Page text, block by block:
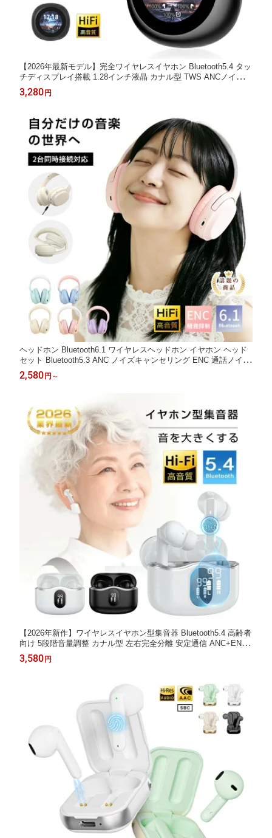
【2026年最新モデル】完全ワイヤレスイヤホン Bluetooth5.4 タッ
チディスプレイ搭載 1.28インチ液晶 カナル型 TWS ANCノイズキ
ャンセリング ENC通話ノイズ低減 HiFi高音質 マイク内蔵 自動ペ
アリング 超小型軽量 iOS Android対応
3,280円
ヘッドホン Bluetooth6.1 ワイヤレスヘッドホン イヤホン ヘッド
セット Bluetooth5.3 ANC ノイズキャンセリング ENC 通話ノイキ
ャン HiFi高音質 ステレオサウンド 有線/無線兼用 折りたたみ式 iP
hone/iPad/Android/PC/対応
2,580円 ～
【2026年新作】ワイヤレスイヤホン型集音器 Bluetooth5.4 高齢者
向け 5段階音量調整 カナル型 左右完全分離 安定通信 ANC+ENC
ノイズ低減 無痛装着 高音質 クリア通話 充電ケース付き マイク内
蔵 iOS/Android/Windows対応 補聴器ではありません
3,580円